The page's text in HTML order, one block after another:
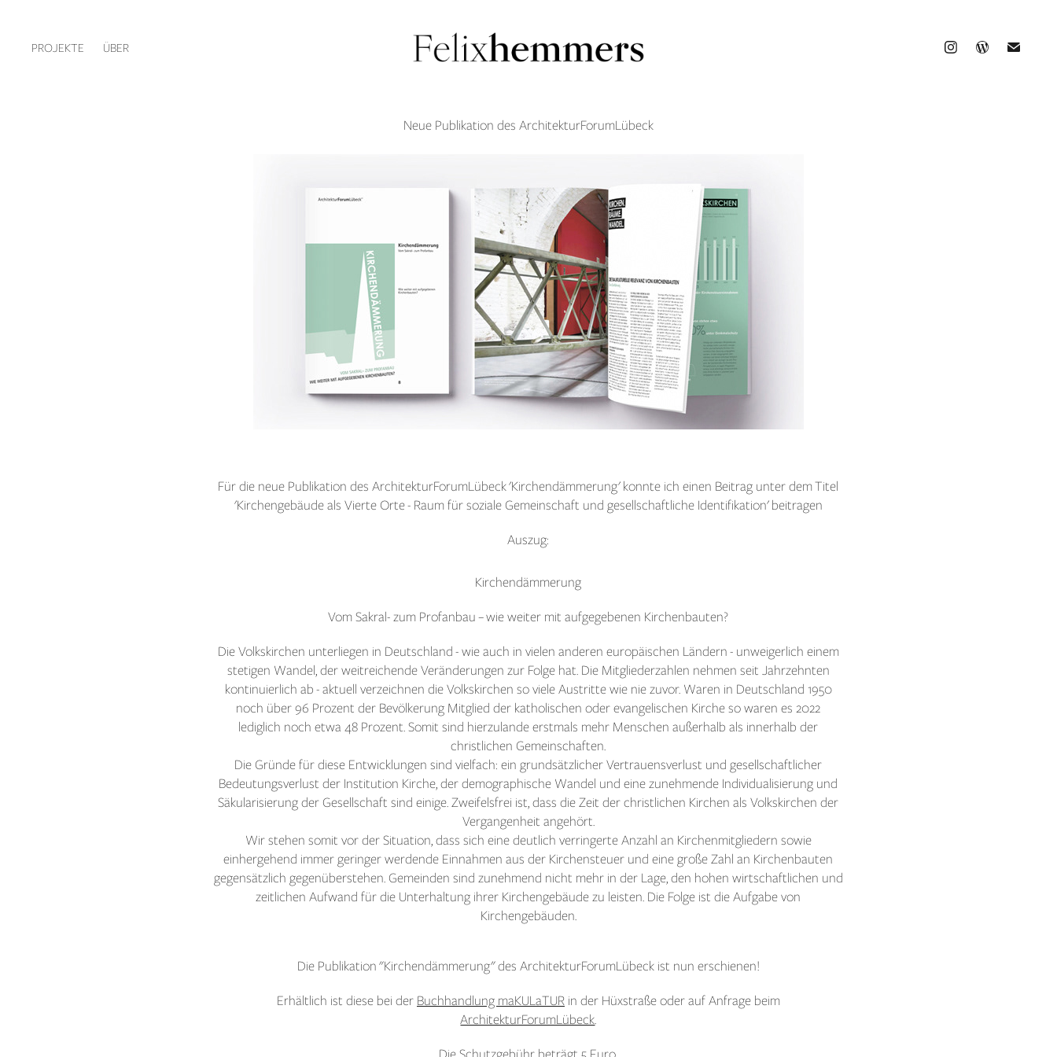
PROJEKTE ÜBER
Neue Publikation des ArchitekturForumLübeck​​​​​​​
Für die neue Publikation des ArchitekturForumLübeck 'Kirchendämmerung' konnte ich einen Beitrag unter dem Titel
'Kirchengebäude als Vierte Orte - Raum für soziale Gemeinschaft und gesellschaftliche Identifikation' beitragen
Auszug:
Kirchendämmerung
Vom Sakral- zum Profanbau – wie weiter mit aufgegebenen Kirchenbauten?
Die Volkskirchen unterliegen in Deutschland - wie auch in vielen anderen europäischen Ländern - unweigerlich einem
stetigen Wandel, der weitreichende Veränderungen zur Folge hat. Die Mitgliederzahlen nehmen seit Jahrzehnten
kontinuierlich ab - aktuell verzeichnen die Volkskirchen so viele Austritte wie nie zuvor. Waren in Deutschland 1950
noch über 96 Prozent der Bevölkerung Mitglied der katholischen oder evangelischen Kirche so waren es 2022
lediglich noch etwa 48 Prozent. Somit sind hierzulande erstmals mehr Menschen außerhalb als innerhalb der
christlichen Gemeinschaften.
Die Gründe für diese Entwicklungen sind vielfach: ein grundsätzlicher Vertrauensverlust und gesellschaftlicher
Bedeutungsverlust der Institution Kirche, der demographische Wandel und eine zunehmende Individualisierung und
Säkularisierung der Gesellschaft sind einige. Zweifelsfrei ist, dass die Zeit der christlichen Kirchen als Volkskirchen der
Vergangenheit angehört.
Wir stehen somit vor der Situation, dass sich eine deutlich verringerte Anzahl an Kirchenmitgliedern sowie
einhergehend immer geringer werdende Einnahmen aus der Kirchensteuer und eine große Zahl an Kirchenbauten
gegensätzlich gegenüberstehen. Gemeinden sind zunehmend nicht mehr in der Lage, den hohen wirtschaftlichen und
zeitlichen Aufwand für die Unterhaltung ihrer Kirchengebäude zu leisten. Die Folge ist die Aufgabe von
Kirchengebäuden.
Die Publikation "Kirchendämmerung" des ArchitekturForumLübeck ist nun erschienen!
Erhältlich ist diese bei der Buchhandlung maKULaTURin der Hüxstraße oder auf Anfrage beim
ArchitekturForumLübeck.